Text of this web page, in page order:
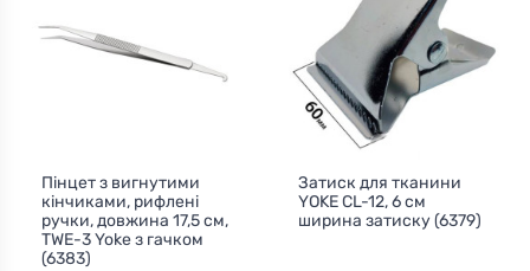
Пінцет з вигнутими
кінчиками, рифлені
ручки, довжина 17,5 см,
TWE-3 Yoke з гачком
(6383)
Затиск для тканини
YOKE CL-12, 6 см
ширина затиску (6379)